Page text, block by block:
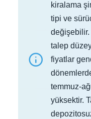
kiralama
tipi ve
değişebilir.
talep
fiyatlar
temmuz-
yüksektir.